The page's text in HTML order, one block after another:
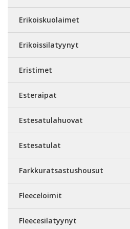
Erikoiskuolaimet
Erikoissilatyynyt
Eristimet
Esteraipat
Estesatulahuovat
Estesatulat
Farkkuratsastushousut
Fleeceloimit
Fleecesilatyynyt